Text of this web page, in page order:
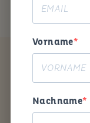
Vorname
Nachname